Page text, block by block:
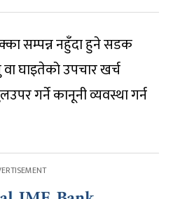
सम्पन्न नहुँदा हुने सडक
घाइतेको उपचार खर्च
गर्ने कानूनी व्यवस्था गर्न